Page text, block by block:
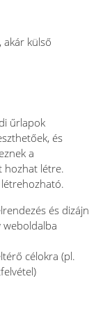
akár külső
űrlapok
és
a
hozhat létre.
és dizájn
weboldalba
célokra (pl.